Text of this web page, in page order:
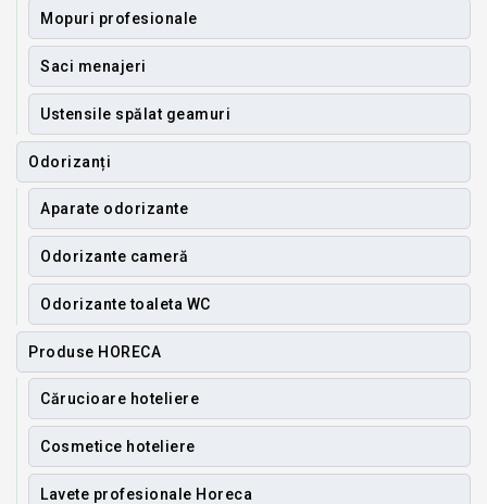
Mopuri profesionale
Saci menajeri
Ustensile spălat geamuri
Odorizanți
Aparate odorizante
Odorizante cameră
Odorizante toaleta WC
Produse HORECA
Cărucioare hoteliere
Cosmetice hoteliere
Lavete profesionale Horeca